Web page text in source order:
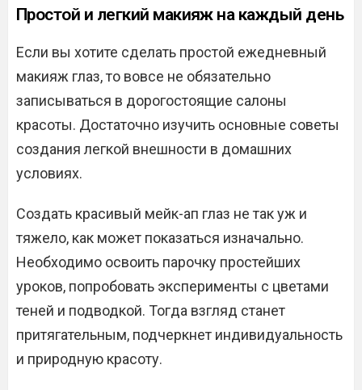
Простой и легкий макияж на каждый день
Если вы хотите сделать простой ежедневный
макияж глаз, то вовсе не обязательно
записываться в дорогостоящие салоны
красоты. Достаточно изучить основные советы
создания легкой внешности в домашних
условиях.
Создать красивый мейк-ап глаз не так уж и
тяжело, как может показаться изначально.
Необходимо освоить парочку простейших
уроков, попробовать эксперименты с цветами
теней и подводкой. Тогда взгляд станет
притягательным, подчеркнет индивидуальность
и природную красоту.